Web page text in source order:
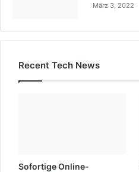
März 3, 2022
Recent Tech News
Sofortige Online-